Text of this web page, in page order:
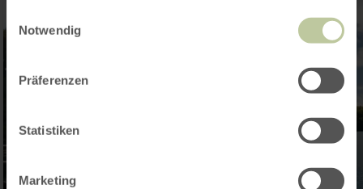
Notwendig
Präferenzen
Statistiken
Marketing